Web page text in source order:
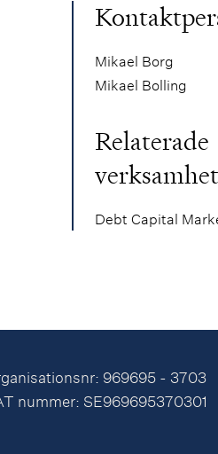
Mikael Borg
Mikael Bolling
Relaterade
Debt Capital
969695 - 3703
nummer: SE969695370301